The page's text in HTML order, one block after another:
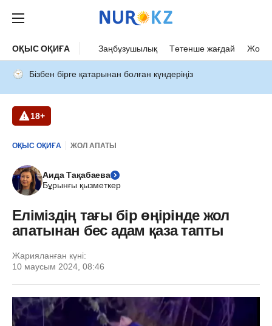
ОҚЫС ОҚИҒА Заңбұзушылық Төтенше жағдай Жол
Бізбен бірге қатарынан болған күндеріңіз
18+
ОҚЫС ОҚИҒА ЖОЛ АПАТЫ
Аида Тақабаева
Бұрынғы қызметкер
Еліміздің тағы бір өңірінде жол
апатынан бес адам қаза тапты
Жарияланған күні:
10 маусым 2024, 08:46